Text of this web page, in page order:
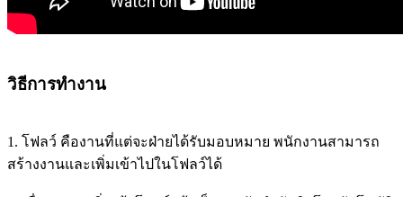
วิธีการทำงาน
1. โฟลว์ คืองานที่แต่จะฝ่ายได้รับมอบหมาย พนักงานสามารถ
สร้างงานและเพิ่มเข้าไปในโฟลว์ได้